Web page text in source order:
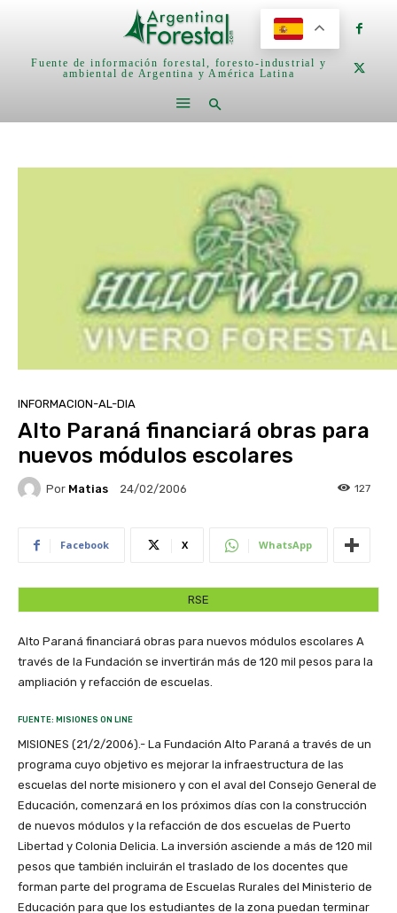
Fuente de información forestal, foresto-industrial y
ambiental de Argentina y América Latina
INFORMACION-AL-DIA
Alto Paraná financiará obras para
nuevos módulos escolares
Por Matias 24/02/2006 127
Facebook X WhatsApp
RSE
Alto Paraná financiará obras para nuevos módulos escolares A
través de la Fundación se invertirán más de 120 mil pesos para la
ampliación y refacción de escuelas.
FUENTE: MISIONES ON LINE
MISIONES (21/2/2006).- La Fundación Alto Paraná a través de un
programa cuyo objetivo es mejorar la infraestructura de las
escuelas del norte misionero y con el aval del Consejo General de
Educación, comenzará en los próximos días con la construcción
de nuevos módulos y la refacción de dos escuelas de Puerto
Libertad y Colonia Delicia. La inversión asciende a más de 120 mil
pesos que también incluirán el traslado de los docentes que
forman parte del programa de Escuelas Rurales del Ministerio de
Educación para que los estudiantes de la zona puedan terminar